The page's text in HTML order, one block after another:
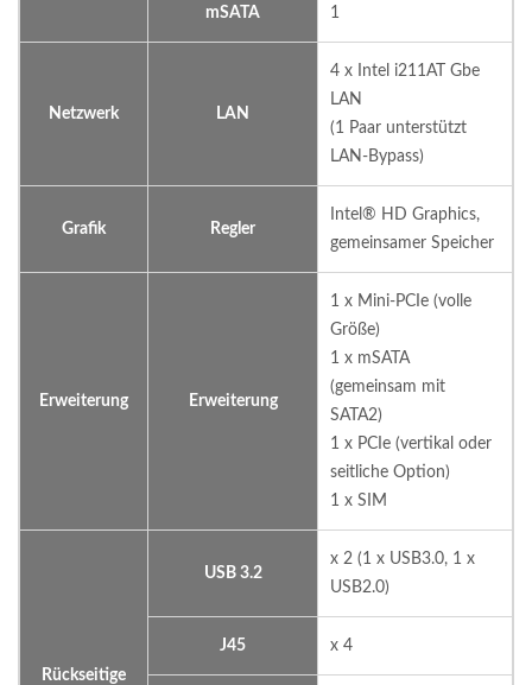
mSATA 1
Netzwerk LAN
4 x Intel i211AT Gbe
LAN
(1 Paar unterstützt
LAN-Bypass)
Grafik Regler
Intel® HD Graphics,
gemeinsamer Speicher
Erweiterung Erweiterung
1 x Mini-PCIe (volle
Größe)
1 x mSATA
(gemeinsam mit
SATA2)
1 x PCIe (vertikal oder
seitliche Option)
1 x SIM
Rückseitige
USB 3.2
x 2 (1 x USB3.0, 1 x
USB2.0)
J45 x 4